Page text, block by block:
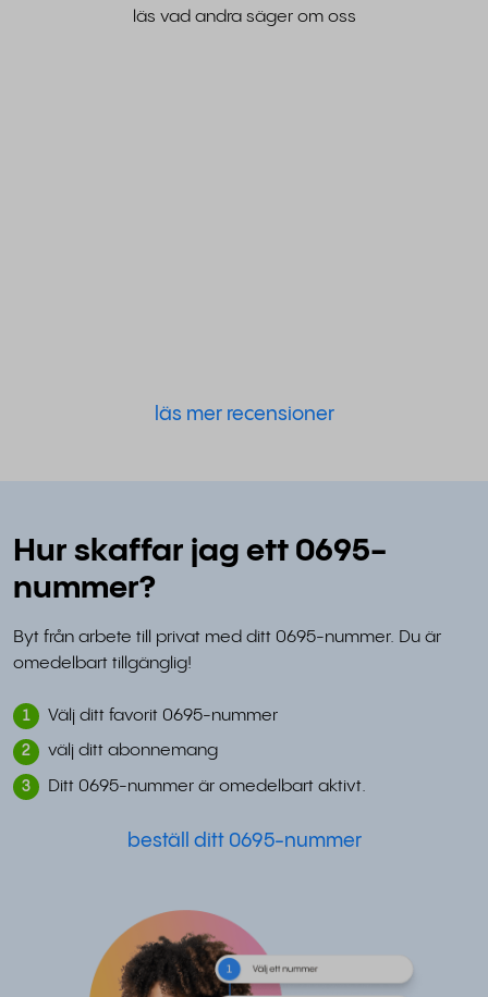
läs vad andra säger om oss
läs mer recensioner
Hur skaffar jag ett 0695-
nummer?
Byt från arbete till privat med ditt 0695-nummer. Du är
omedelbart tillgänglig!
1 Välj ditt favorit 0695-nummer
2 välj ditt abonnemang
3 Ditt 0695-nummer är omedelbart aktivt.
beställ ditt 0695-nummer